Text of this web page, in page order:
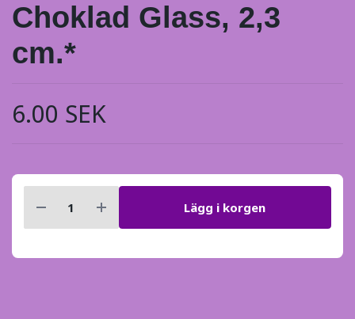
Choklad Glass, 2,3
cm.*
6.00 SEK
Lägg i korgen